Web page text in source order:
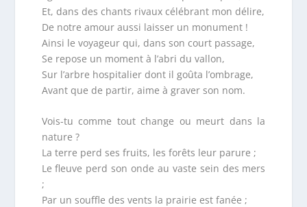
Et, dans des chants rivaux célébrant mon délire,
De notre amour aussi laisser un monument !
Ainsi le voyageur qui, dans son court passage,
Se repose un moment à l’abri du vallon,
Sur l’arbre hospitalier dont il goûta l’ombrage,
Avant que de partir, aime à graver son nom.
Vois-tu comme tout change ou meurt dans la
nature ?
La terre perd ses fruits, les forêts leur parure ;
Le fleuve perd son onde au vaste sein des mers
;
Par un souffle des vents la prairie est fanée ;